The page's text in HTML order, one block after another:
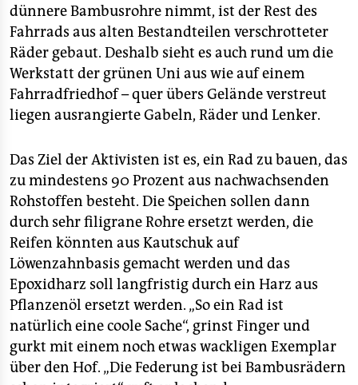
dünnere Bambusrohre nimmt, ist der Rest des
Fahrrads aus alten Bestandteilen verschrotteter
Räder gebaut. Deshalb sieht es auch rund um die
Werkstatt der grünen Uni aus wie auf einem
Fahrradfriedhof – quer übers Gelände verstreut
liegen ausrangierte Gabeln, Räder und Lenker.
Das Ziel der Aktivisten ist es, ein Rad zu bauen, das
zu mindestens 90 Prozent aus nachwachsenden
Rohstoffen besteht. Die Speichen sollen dann
durch sehr filigrane Rohre ersetzt werden, die
Reifen könnten aus Kautschuk auf
Löwenzahnbasis gemacht werden und das
Epoxidharz soll langfristig durch ein Harz aus
Pflanzenöl ersetzt werden. „So ein Rad ist
natürlich eine coole Sache“, grinst Finger und
gurkt mit einem noch etwas wackligen Exemplar
über den Hof. „Die Federung ist bei Bambusrädern